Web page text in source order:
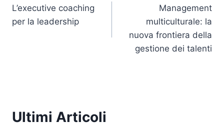
k
articoli
L’executive coaching
per la leadership
Management
multiculturale: la
nuova frontiera della
gestione dei talenti
Ultimi Articoli